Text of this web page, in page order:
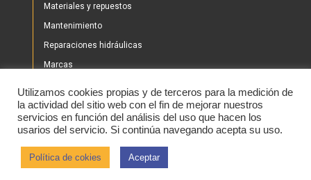
Materiales y repuestos
Mantenimiento
Reparaciones hidráulicas
Marcas
Tienda
Noticias
Utilizamos cookies propias y de terceros para la medición de
la actividad del sitio web con el fin de mejorar nuestros
servicios en función del análisis del uso que hacen los
usarios del servicio. Si continúa navegando acepta su uso.
Política de cokies Aceptar